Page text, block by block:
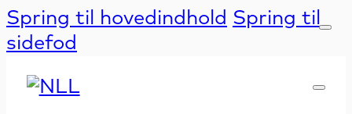
Spring til hovedindhold Spring til
sidefod